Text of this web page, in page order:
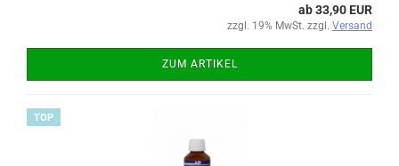
ab 33,90 EUR
zzgl. 19% MwSt. zzgl. Versand
ZUM ARTIKEL
TOP